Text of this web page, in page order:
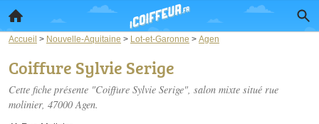
Accueil > Nouvelle-Aquitaine > Lot-et-Garonne > Agen
Coiffure Sylvie Serige
Cette fiche présente "Coiffure Sylvie Serige", salon mixte situé rue
molinier, 47000 Agen.